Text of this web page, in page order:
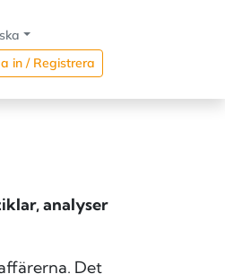
in / Registrera
analyser
Det